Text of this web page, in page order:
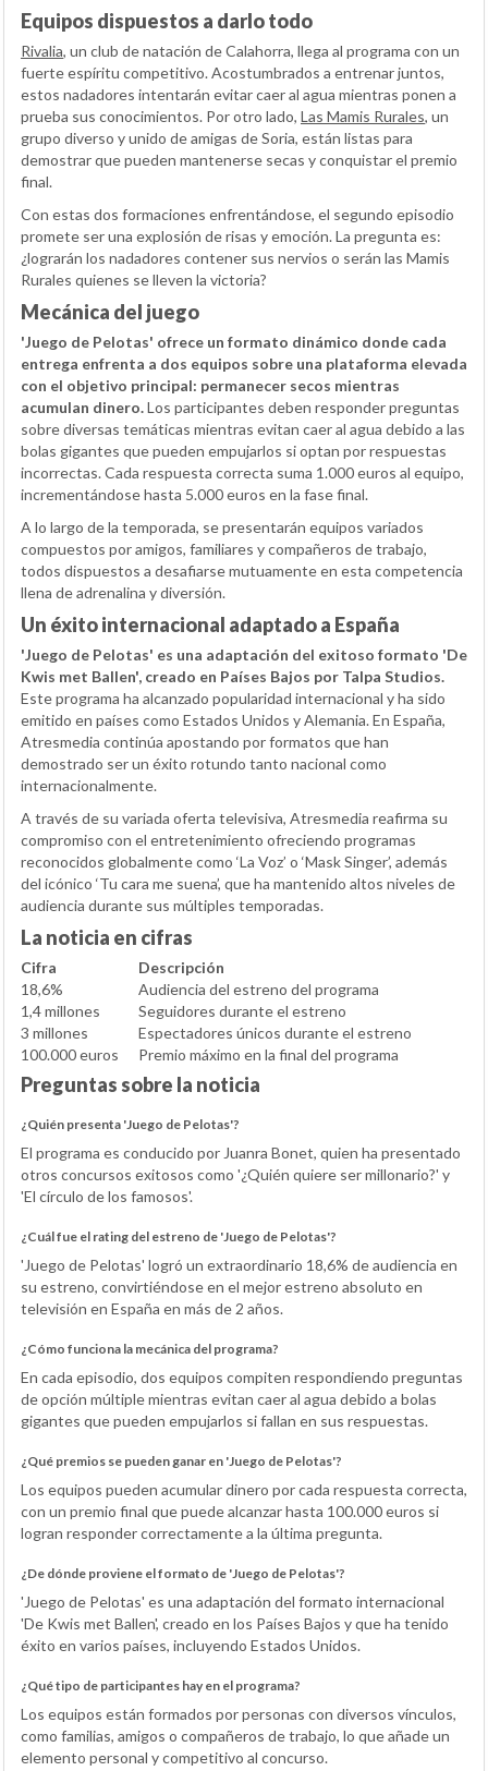
Equipos dispuestos a darlo todo
Rivalia, un club de natación de Calahorra, llega al programa con un
fuerte espíritu competitivo. Acostumbrados a entrenar juntos,
estos nadadores intentarán evitar caer al agua mientras ponen a
prueba sus conocimientos. Por otro lado, Las Mamis Rurales, un
grupo diverso y unido de amigas de Soria, están listas para
demostrar que pueden mantenerse secas y conquistar el premio
final.
Con estas dos formaciones enfrentándose, el segundo episodio
promete ser una explosión de risas y emoción. La pregunta es:
¿lograrán los nadadores contener sus nervios o serán las Mamis
Rurales quienes se lleven la victoria?
Mecánica del juego
'Juego de Pelotas' ofrece un formato dinámico donde cada
entrega enfrenta a dos equipos sobre una plataforma elevada
con el objetivo principal: permanecer secos mientras
acumulan dinero.Los participantes deben responder preguntas
sobre diversas temáticas mientras evitan caer al agua debido a las
bolas gigantes que pueden empujarlos si optan por respuestas
incorrectas. Cada respuesta correcta suma 1.000 euros al equipo,
incrementándose hasta 5.000 euros en la fase final.
A lo largo de la temporada, se presentarán equipos variados
compuestos por amigos, familiares y compañeros de trabajo,
todos dispuestos a desafiarse mutuamente en esta competencia
llena de adrenalina y diversión.
Un éxito internacional adaptado a España
'Juego de Pelotas' es una adaptación del exitoso formato 'De
Kwis met Ballen', creado en Países Bajos por Talpa Studios.
Este programa ha alcanzado popularidad internacional y ha sido
emitido en países como Estados Unidos y Alemania. En España,
Atresmedia continúa apostando por formatos que han
demostrado ser un éxito rotundo tanto nacional como
internacionalmente.
A través de su variada oferta televisiva, Atresmedia reafirma su
compromiso con el entretenimiento ofreciendo programas
reconocidos globalmente como ‘La Voz’ o ‘Mask Singer’, además
del icónico ‘Tu cara me suena’, que ha mantenido altos niveles de
audiencia durante sus múltiples temporadas.
La noticia en cifras
Cifra
Descripción
18,6%
Audiencia del estreno del programa
1,4 millones
Seguidores durante el estreno
3 millones
Espectadores únicos durante el estreno
100.000 euros
Premio máximo en la final del programa
Preguntas sobre la noticia
¿Quién presenta 'Juego de Pelotas'?
El programa es conducido por Juanra Bonet, quien ha presentado
otros concursos exitosos como '¿Quién quiere ser millonario?' y
'El círculo de los famosos'.
¿Cuál fue el rating del estreno de 'Juego de Pelotas'?
'Juego de Pelotas' logró un extraordinario 18,6% de audiencia en
su estreno, convirtiéndose en el mejor estreno absoluto en
televisión en España en más de 2 años.
¿Cómo funciona la mecánica del programa?
En cada episodio, dos equipos compiten respondiendo preguntas
de opción múltiple mientras evitan caer al agua debido a bolas
gigantes que pueden empujarlos si fallan en sus respuestas.
¿Qué premios se pueden ganar en 'Juego de Pelotas'?
Los equipos pueden acumular dinero por cada respuesta correcta,
con un premio final que puede alcanzar hasta 100.000 euros si
logran responder correctamente a la última pregunta.
¿De dónde proviene el formato de 'Juego de Pelotas'?
'Juego de Pelotas' es una adaptación del formato internacional
'De Kwis met Ballen', creado en los Países Bajos y que ha tenido
éxito en varios países, incluyendo Estados Unidos.
¿Qué tipo de participantes hay en el programa?
Los equipos están formados por personas con diversos vínculos,
como familias, amigos o compañeros de trabajo, lo que añade un
elemento personal y competitivo al concurso.